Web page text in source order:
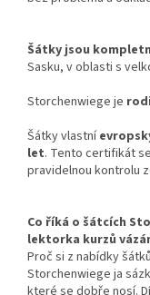
Šátky jsou
Sasku, v oblasti s
Storchenwiege je
Šátky vlastní
let. Tento certifikát
pravidelnou kontrolu
Co říká o šátcích
lektorka kurzů
Proč si z nabídky
Storchenwiege ja